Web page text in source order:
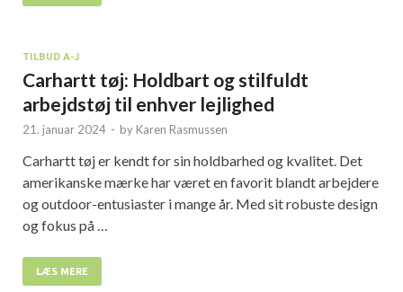
TILBUD A-J
Carhartt tøj: Holdbart og stilfuldt
arbejdstøj til enhver lejlighed
21. januar 2024 - by Karen Rasmussen
Carhartt tøj er kendt for sin holdbarhed og kvalitet. Det
amerikanske mærke har været en favorit blandt arbejdere
og outdoor-entusiaster i mange år. Med sit robuste design
og fokus på …
LÆS MERE